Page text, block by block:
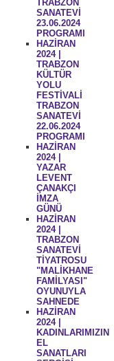
TRABZON
SANATEVİ
23.06.2024
PROGRAMI
HAZİRAN
2024 |
TRABZON
KÜLTÜR
YOLU
FESTİVALİ
TRABZON
SANATEVİ
22.06.2024
PROGRAMI
HAZİRAN
2024 |
YAZAR
LEVENT
ÇANAKÇI
İMZA
GÜNÜ
HAZİRAN
2024 |
TRABZON
SANATEVİ
TİYATROSU
"MALİKHANE
FAMİLYASI"
OYUNUYLA
SAHNEDE
HAZİRAN
2024 |
KADINLARIMIZIN
EL
SANATLARI